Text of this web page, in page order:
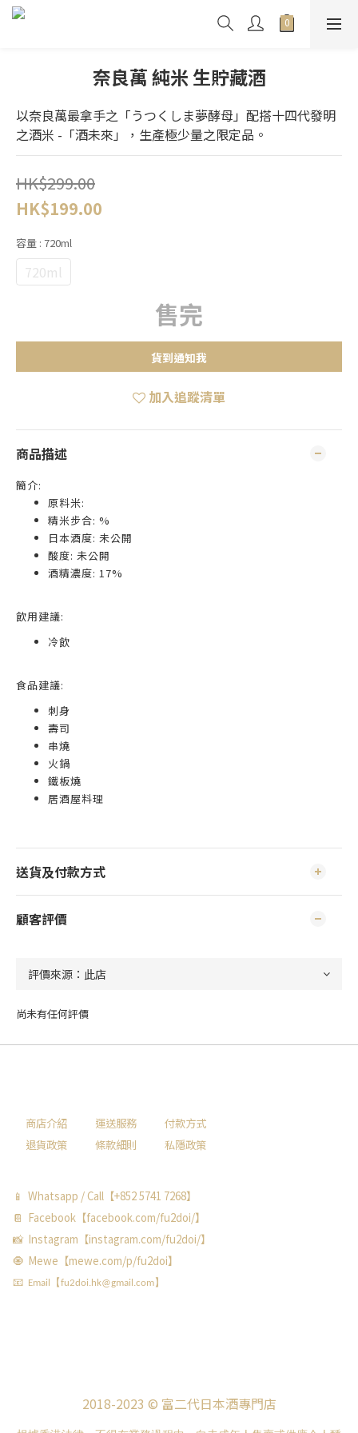
奈良萬 純米 生貯藏酒
以奈良萬最拿手之「うつくしま夢酵母」配搭十四代發明
之酒米 -「酒未來」，生產極少量之限定品。
HK$299.00
HK$199.00
容量 : 720ml
720ml
售完
貨到通知我
加入追蹤清單
商品描述
簡介:
原料米:
精米步合: %
日本酒度: 未公開
酸度: 未公開
酒精濃度: 17%
飲用建議:
冷飲
食品建議:
刺身
壽司
串燒
火鍋
鐵板燒
居酒屋料理
送貨及付款方式
顧客評價
尚未有任何評價
商店介紹 運送服務
付款方式
退貨政策
條款細則 私隱政策
📱 Whatsapp / Call【+852 5741 7268】
📔 Facebook【facebook.com/fu2doi/】
📸 Instagram【instagram.com/fu2doi/】
🧿 Mewe【mewe.com/p/fu2doi】
📧 Email【fu2doi.hk@gmail.com】
2018-2023 © 富二代日本酒專門店